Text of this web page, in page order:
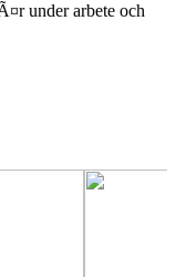
under arbete och